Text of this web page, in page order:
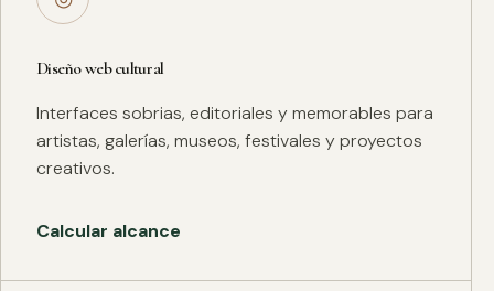
Diseño web cultural
Interfaces sobrias, editoriales y memorables para
artistas, galerías, museos, festivales y proyectos
creativos.
Calcular alcance